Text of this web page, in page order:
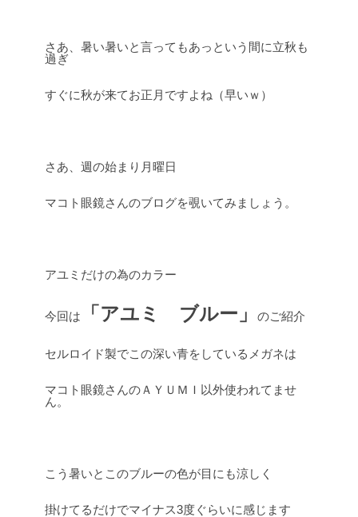
さあ、暑い暑いと言ってもあっという間に立秋も
過ぎ
すぐに秋が来てお正月ですよね（早いｗ）
さあ、週の始まり月曜日
マコト眼鏡さんのブログを覗いてみましょう。
アユミだけの為のカラー
今回は 「アユミ ブルー」 のご紹介
セルロイド製でこの深い青をしているメガネは
マコト眼鏡さんのＡＹＵＭＩ以外使われてませ
ん。
こう暑いとこのブルーの色が目にも涼しく
掛けてるだけでマイナス3度ぐらいに感じます